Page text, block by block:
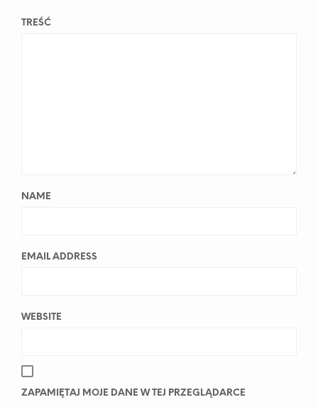
TREŚĆ
NAME
EMAIL ADDRESS
WEBSITE
ZAPAMIĘTAJ MOJE DANE W TEJ PRZEGLĄDARCE